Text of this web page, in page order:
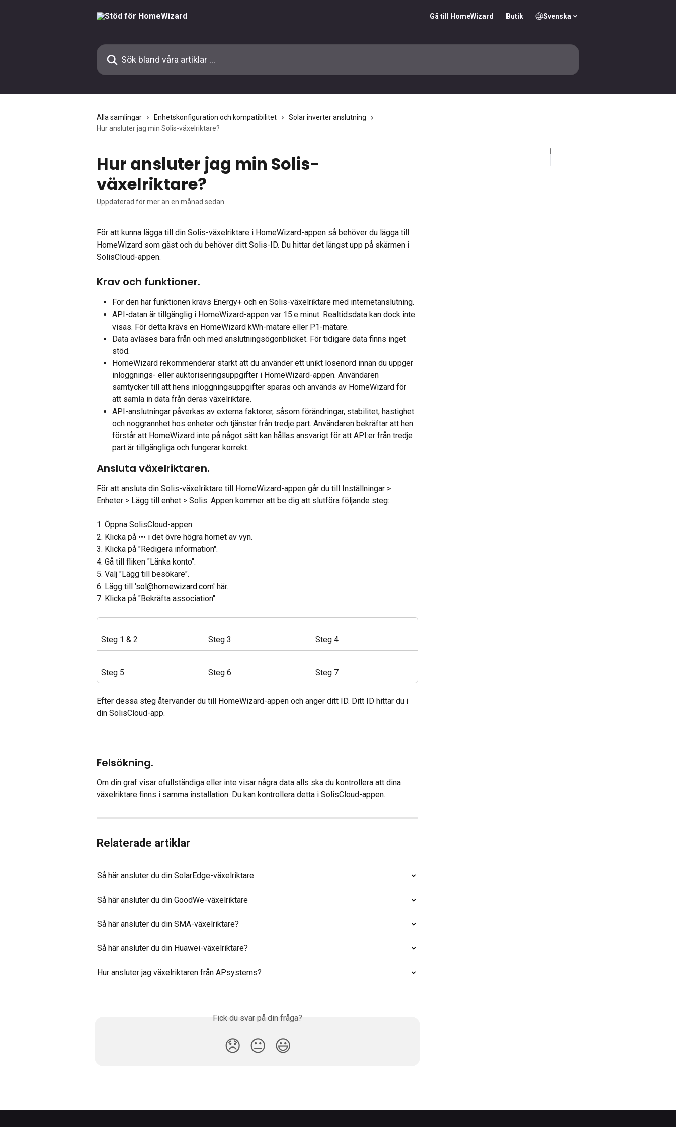
Gå till HomeWizard Butik Svenska
Sök bland våra artiklar …
Alla samlingar Enhetskonfiguration och kompatibilitet
Solar inverter anslutning
Hur ansluter jag min Solis-växelriktare?
Hur ansluter jag min Solis-
växelriktare?
Uppdaterad för mer än en månad sedan
För att kunna lägga till din Solis-växelriktare i HomeWizard-appen så behöver du lägga till
HomeWizard som gäst och du behöver ditt Solis-ID. Du hittar det längst upp på skärmen i
SolisCloud-appen.
Krav och funktioner.
För den här funktionen krävs Energy+ och en Solis-växelriktare med internetanslutning.
API-datan är tillgänglig i HomeWizard-appen var 15:e minut. Realtidsdata kan dock inte
visas. För detta krävs en HomeWizard kWh-mätare eller P1-mätare.
Data avläses bara från och med anslutningsögonblicket. För tidigare data finns inget
stöd.
HomeWizard rekommenderar starkt att du använder ett unikt lösenord innan du uppger
inloggnings- eller auktoriseringsuppgifter i HomeWizard-appen. Användaren
samtycker till att hens inloggningsuppgifter sparas och används av HomeWizard för
att samla in data från deras växelriktare.
API-anslutningar påverkas av externa faktorer, såsom förändringar, stabilitet, hastighet
och noggrannhet hos enheter och tjänster från tredje part. Användaren bekräftar att hen
förstår att HomeWizard inte på något sätt kan hållas ansvarigt för att API:er från tredje
part är tillgängliga och fungerar korrekt.
Ansluta växelriktaren.
För att ansluta din Solis-växelriktare till HomeWizard-appen går du till Inställningar >
Enheter > Lägg till enhet > Solis. Appen kommer att be dig att slutföra följande steg:
1. Öppna SolisCloud-appen.
2. Klicka på ••• i det övre högra hörnet av vyn.
3. Klicka på "Redigera information".
4. Gå till fliken "Länka konto".
5. Välj "Lägg till besökare".
6. Lägg till 'sol@homewizard.com' här.
7. Klicka på "Bekräfta association".
Steg 1 & 2 Steg 3 Steg 4
Steg 5 Steg 6 Steg 7
Efter dessa steg återvänder du till HomeWizard-appen och anger ditt ID. Ditt ID hittar du i
din SolisCloud-app.
Felsökning.
Om din graf visar ofullständiga eller inte visar några data alls ska du kontrollera att dina
växelriktare finns i samma installation. Du kan kontrollera detta i SolisCloud-appen.
Relaterade artiklar
Så här ansluter du din SolarEdge-växelriktare
Så här ansluter du din GoodWe-växelriktare
Så här ansluter du din SMA-växelriktare?
Så här ansluter du din Huawei-växelriktare?
Hur ansluter jag växelriktaren från APsystems?
Fick du svar på din fråga?
😞 😐 😃